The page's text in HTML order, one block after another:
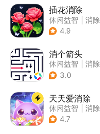
插花消除
休闲益智
消除
4.9
消个箭头
休闲益智 消除
| 清新
3.0
天天爱消除
休闲益智 消除
| 单机
4.7